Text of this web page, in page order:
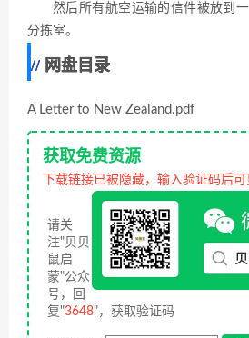
然后所有航空运输的信件被放到
分拣室。
网盘目录
A Letter to New Zealand.pdf
获取免费资源
下载链接已被隐藏，输入验证码后可
请关
注"贝贝
鼠启
蒙"公众
号，回
复"3648"，获取验证码